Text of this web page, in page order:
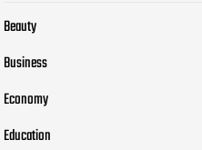
Beauty
Business
Economy
Education